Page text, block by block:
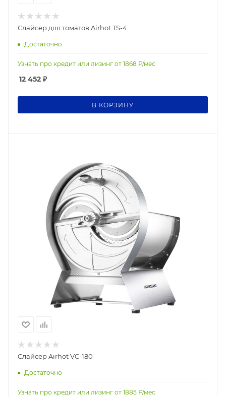
Слайсер для томатов Airhot TS-4
Достаточно
Узнать про кредит или лизинг от 1868 Р/мес
12 452 ₽
В КОРЗИНУ
Слайсер Airhot VC-180
Достаточно
Узнать про кредит или лизинг от 1885 Р/мес